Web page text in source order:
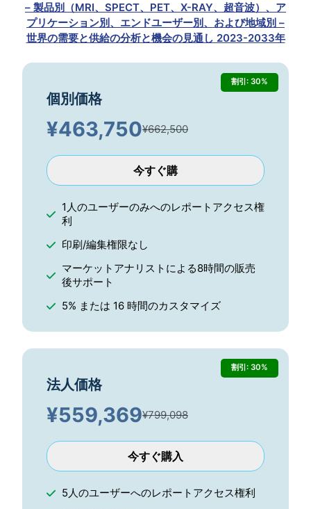
– 製品別（MRI、SPECT、PET、X-RAY、超音波）、ア
プリケーション別、エンドユーザー別、および地域別 –
世界の需要と供給の分析と機会の見通し 2023-2033年
割引: 30%
個別価格
¥463,750¥662,500
今すぐ購
1人のユーザーのみへのレポートアクセス権
利
印刷/編集権限なし
マーケットアナリストによる8時間の販売
後サポート
5% または 16 時間のカスタマイズ
割引: 30%
法人価格
¥559,369¥799,098
今すぐ購入
5人のユーザーへのレポートアクセス権利